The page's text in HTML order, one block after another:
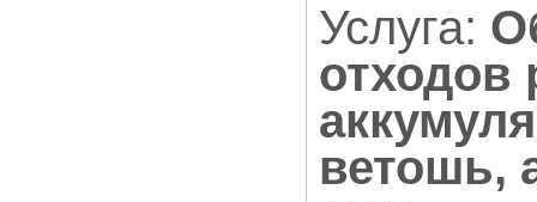
Услуга:
отходов
ветошь,